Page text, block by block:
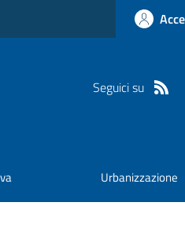
Seguici su
Urbanizzazione